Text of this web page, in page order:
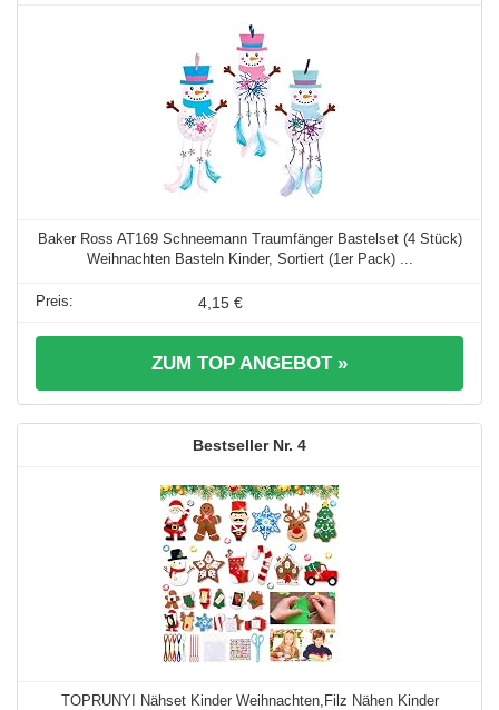
Baker Ross AT169 Schneemann Traumfänger Bastelset (4 Stück)
Weihnachten Basteln Kinder, Sortiert (1er Pack) ...
4,15 €
ZUM TOP ANGEBOT »
4
TOPRUNYI Nähset Kinder Weihnachten,Filz Nähen Kinder